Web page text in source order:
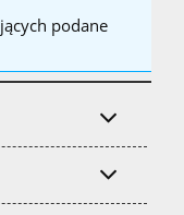
podane